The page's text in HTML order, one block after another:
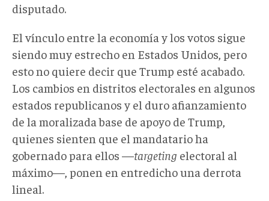
disputado.
El vínculo entre la economía y los votos sigue
siendo muy estrecho en Estados Unidos, pero
esto no quiere decir que Trump esté acabado.
Los cambios en distritos electorales en algunos
estados republicanos y el duro afianzamiento
de la moralizada base de apoyo de Trump,
quienes sienten que el mandatario ha
gobernado para ellos —targeting electoral al
máximo—, ponen en entredicho una derrota
lineal.